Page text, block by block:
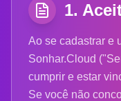
1.
Ao se cadastrar e
Sonhar.Cloud
cumprir e estar
Se você não